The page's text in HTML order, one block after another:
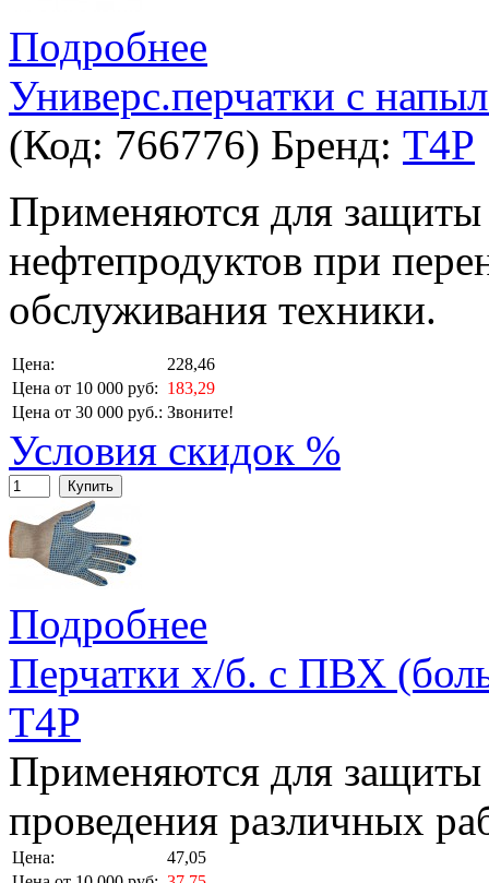
Подробнее
Универс.перчатки с
(Код: 766776) Бренд: T4P
Применяются для защиты
нефтепродуктов при
обслуживания техники.
Цена:
228,46
Цена от 10 000 руб: 183,29
Цена от 30 000 руб.: Звоните!
Условия скидок %
Купить
Подробнее
Перчатки х/б. с ПВХ
T4P
Применяются для защиты
проведения различных
Цена:
47,05